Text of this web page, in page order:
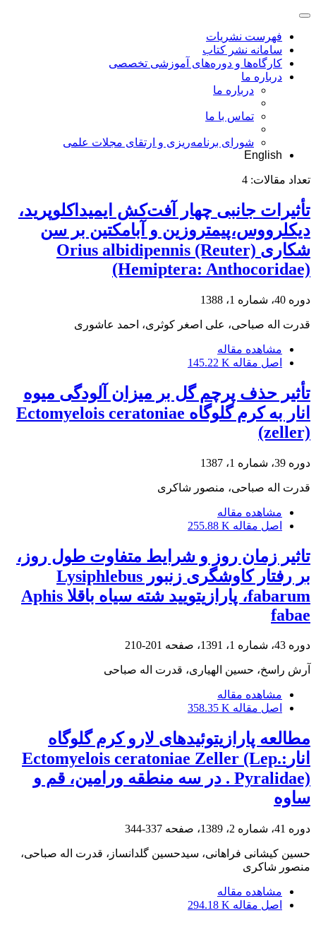
فهرست نشریات
سامانه نشر کتاب
کارگاه‌ها و دوره‌های آموزشی تخصصی
درباره ما
درباره ما
تماس با ما
شورای برنامه‌ریزی و ارتقای مجلات علمی
English
تعداد مقالات: 4
تأثیرات جانبی چهار آفت‌کش ایمیداکلوپرید،
دیکلرووس،پیمتروزین و آبامکتین بر سن
شکاری Orius albidipennis (Reuter)
(Hemiptera: Anthocoridae)
دوره 40، شماره 1، 1388
قدرت اله صباحی، علی اصغر کوثری، احمد عاشوری
مشاهده مقاله
اصل مقاله 145.22 K
تأثیر حذف پرچم گل بر میزان آلودگی میوه
انار به کرم گلوگاه Ectomyelois ceratoniae
(zeller)
دوره 39، شماره 1، 1387
قدرت اله صباحی، منصور شاکری
مشاهده مقاله
اصل مقاله 255.88 K
تاثیر زمان روز و شرایط متفاوت طول روز،
بر رفتار کاوشگری زنبور Lysiphlebus
fabarum، پارازیتویید شته سیاه باقلا Aphis
fabae
دوره 43، شماره 1، 1391، صفحه 201-210
آرش راسخ، حسین الهیاری، قدرت اله صباحی
مشاهده مقاله
اصل مقاله 358.35 K
مطالعه پارازیتوئیدهای لارو کرم گلوگاه
انارEctomyelois ceratoniae Zeller (Lep.:
Pyralidae) . در سه منطقه ورامین، قم و
ساوه
دوره 41، شماره 2، 1389، صفحه 337-344
حسین کیشانی فراهانی، سیدحسین گلدانساز، قدرت اله صباحی،
منصور شاکری
مشاهده مقاله
اصل مقاله 294.18 K